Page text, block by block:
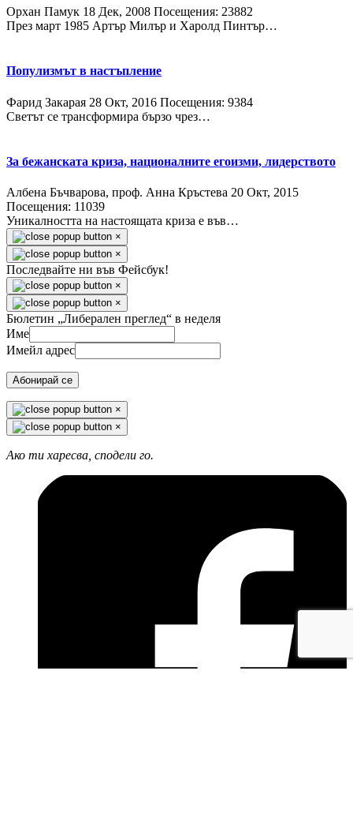
Орхан Памук 18 Дек, 2008 Посещения: 23882
През март 1985 Артър Милър и Харолд Пинтър…
Популизмът в настъпление
Фарид Закарая 28 Окт, 2016 Посещения: 9384
Светът се трансформира бързо чрез…
За бежанската криза, националните егоизми, лидерството
Албена Бъчварова, проф. Анна Кръстева 20 Окт, 2015
Посещения: 11039
Уникалността на настоящата криза е във…
×
×
Последвайте ни във Фейсбук!
×
×
Бюлетин „Либерален преглед“ в неделя
Име
Имейл адрес
Абонирай се
×
×
Ако ти харесва, сподели го.